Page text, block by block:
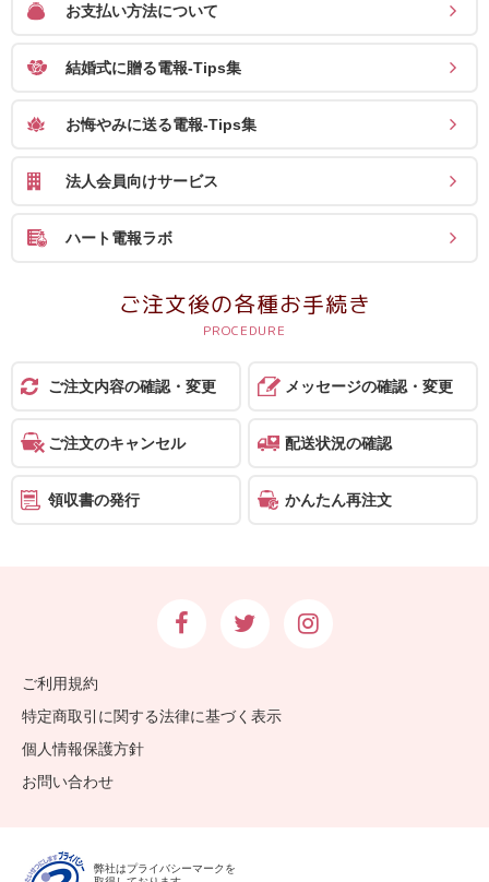
お支払い方法について
結婚式に贈る電報-Tips集
お悔やみに送る電報-Tips集
法人会員向けサービス
ハート電報ラボ
ご注文後の各種お手続き
ご注文内容の確認・変更 メッセージの確認・変更
ご注文のキャンセル 配送状況の確認
領収書の発行 かんたん再注文
ご利用規約
特定商取引に関する法律に基づく表示
個人情報保護方針
お問い合わせ
弊社はプライバシーマークを